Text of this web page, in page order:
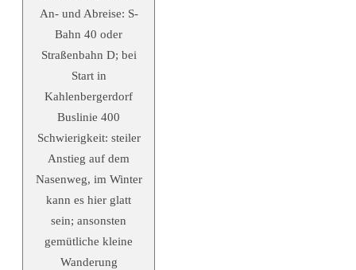
An- und Abreise: S-
Bahn 40 oder
Straßenbahn D; bei
Start in
Kahlenbergerdorf
Buslinie 400
Schwierigkeit: steiler
Anstieg auf dem
Nasenweg, im Winter
kann es hier glatt
sein; ansonsten
gemütliche kleine
Wanderung